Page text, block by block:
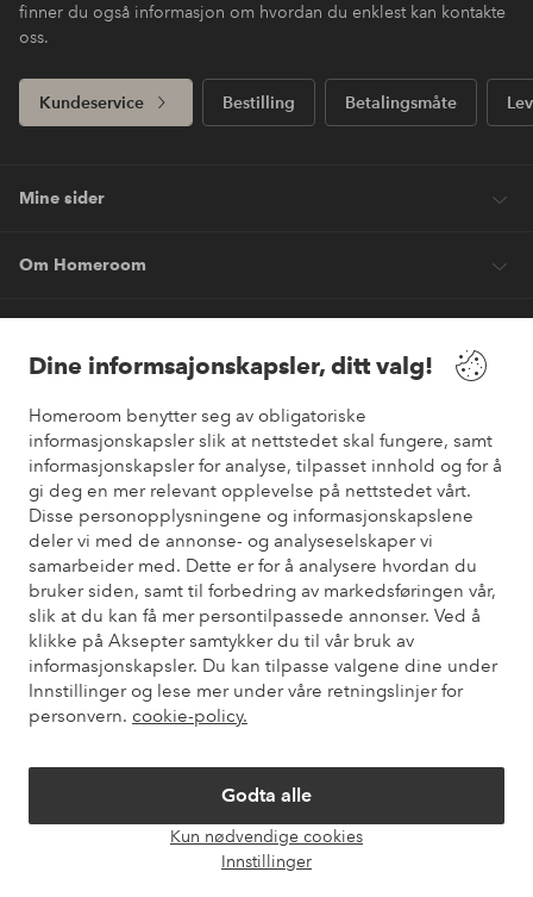
Dine informsajonskapsler, ditt valg!
Homeroom benytter seg av obligatoriske
informasjonskapsler slik at nettstedet skal fungere, samt
informasjonskapsler for analyse, tilpasset innhold og for å
gi deg en mer relevant opplevelse på nettstedet vårt.
Disse personopplysningene og informasjonskapslene
deler vi med de annonse- og analyseselskaper vi
samarbeider med. Dette er for å analysere hvordan du
bruker siden, samt til forbedring av markedsføringen vår,
slik at du kan få mer persontilpassede annonser. Ved å
klikke på Aksepter samtykker du til vår bruk av
informasjonskapsler. Du kan tilpasse valgene dine under
Innstillinger og lese mer under våre retningslinjer for
personvern. cookie-policy.
Godta alle
Kun nødvendige cookies
Innstillinger
finner du også informasjon om hvordan du enklest kan kontakte
oss.
Kundeservice Bestilling Betalingsmåte
Mine sider
Om Homeroom
Venner
Sikre betalinger
Vil du vite mer om våre betalingsalternativer?
elpy